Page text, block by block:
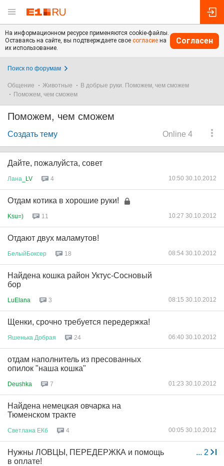
На информационном ресурсе применяются cookie-файлы.
Оставаясь на сайте, вы подтверждаете свое согласие на
их использование.
Согласен
Поиск по форумам
Общение Животные
В добрые руки. Поможем, чем сможем
Поможем, чем сможем
Поможем, чем сможем
Online 4
Создать тему
Дайте, пожалуйста, совет
Лана _LV 4 10:50 30.10.2012
Отдам котика в хорошие руки!
Ksu=) 11 10:27 30.10.2012
Отдают двух маламутов!
БелыйБоксер 18 08:54 30.10.2012
Найдена кошка район Уктус-Сосновый
бор
LuElana 3 08:15 30.10.2012
Щенки, срочно требуется передержка!
Яшенька Добрая 24 06:40 30.10.2012
отдам наполнитель из пресованных
опилок "наша кошка"
Deushka 7 01:23 30.10.2012
Найдена немецкая овчарка на
Тюменском тракте
Светлана ЕКб 4 00:05 30.10.2012
... 2
Нужны ЛОВЦЫ, ПЕРЕДЕРЖКА и помощь
в оплате!